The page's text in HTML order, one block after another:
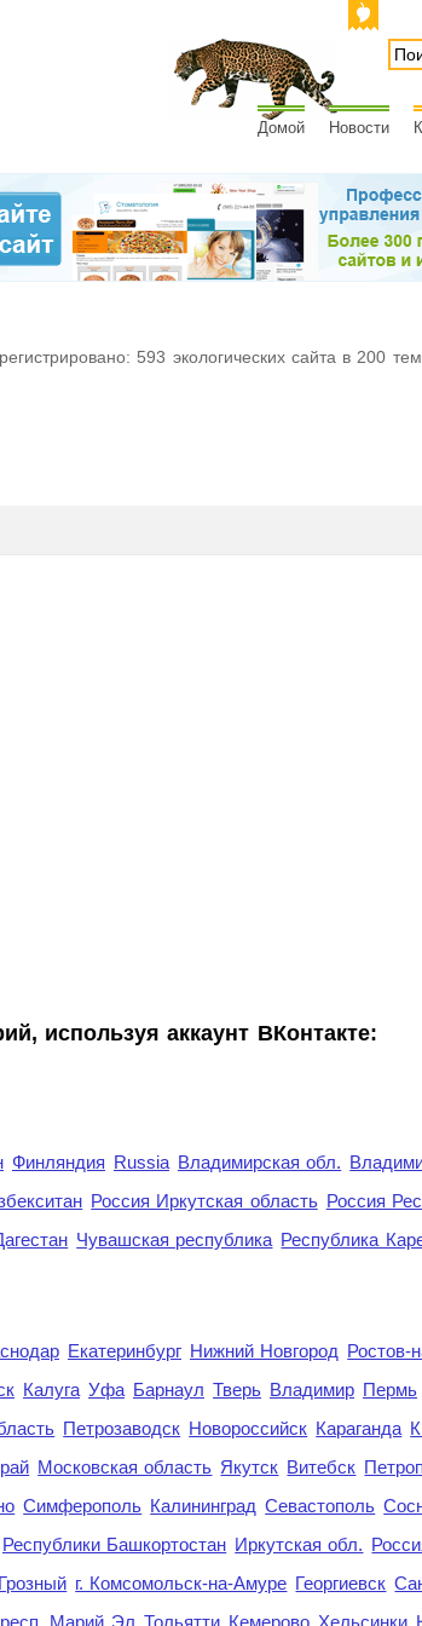
Домой Новости
593 экологических сайта в 200
используя аккаунт ВКонтакте:
Финляндия Russia Владимирская обл.
Россия Иркутская область Россия
Чувашская республика Республика
Екатеринбург Нижний Новгород Ростов-
Калуга Уфа Барнаул Тверь Владимир Пермь
Петрозаводск Новороссийск Караганда
Московская область Якутск Витебск
Симферополь Калининград Севастополь
Республики Башкортостан Иркутская обл.
Грозный г. Комсомольск-на-Амуре Георгиевск
респ. Марий Эл Тольятти Кемерово Хельсинки